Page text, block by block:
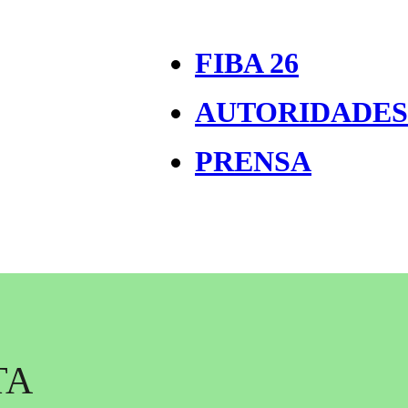
FIBA 26
AUTORIDADES
PRENSA